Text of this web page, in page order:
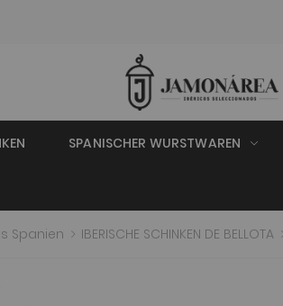
SPANISCHER WURSTWAREN
Spanien IBERISCHE SCHINKEN DE BELLOTA